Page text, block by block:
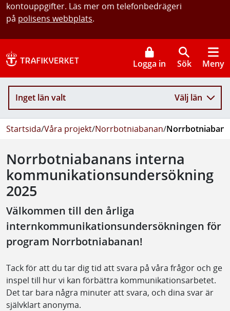
kontouppgifter. Läs mer om telefonbedrägeri
på polisens webbplats.
Logga in Sök Meny
Inget län valt Välj län
Startsida/Våra projekt/Norrbotniabanan/
Norrbotniabanans interna
kommunikationsundersökning
2025
Välkommen till den årliga
internkommunikationsundersökningen för
program Norrbotniabanan!
Tack för att du tar dig tid att svara på våra frågor och ge
inspel till hur vi kan förbättra kommunikationsarbetet.
Det tar bara några minuter att svara, och dina svar är
självklart anonyma.